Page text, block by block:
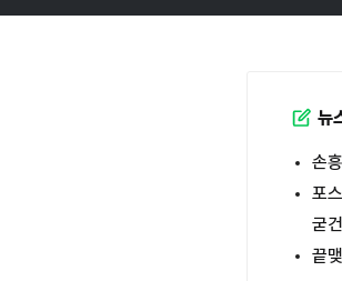
뉴
손
포
굳
끝